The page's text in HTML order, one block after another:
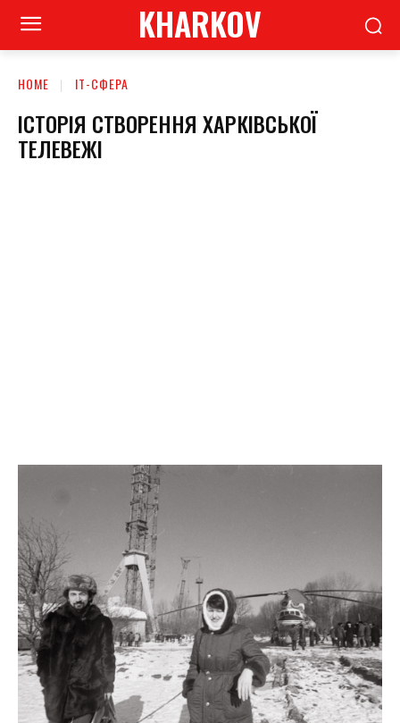
KHARKOV
HOME ІТ-СФЕРА
ІСТОРІЯ СТВОРЕННЯ ХАРКІВСЬКОЇ
ТЕЛЕВЕЖІ